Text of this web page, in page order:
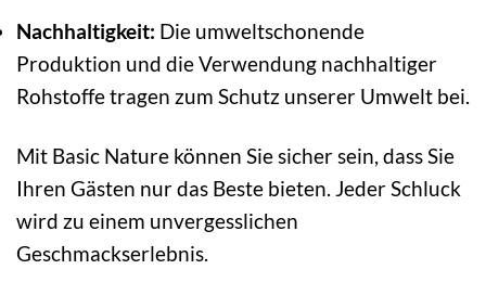
Nachhaltigkeit: Die umweltschonende
Produktion und die Verwendung nachhaltiger
Rohstoffe tragen zum Schutz unserer Umwelt bei.
Mit Basic Nature können Sie sicher sein, dass Sie
Ihren Gästen nur das Beste bieten. Jeder Schluck
wird zu einem unvergesslichen
Geschmackserlebnis.